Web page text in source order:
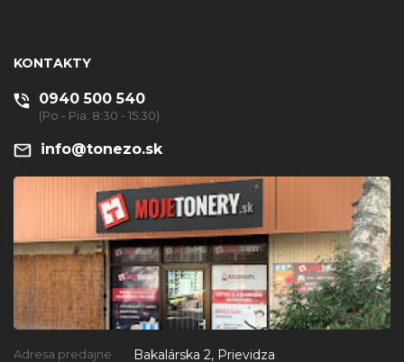
KONTAKTY
0940 500 540
(Po - Pia: 8:30 - 15:30)
info@tonezo.sk
Adresa predajne Bakalárska 2, Prievidza